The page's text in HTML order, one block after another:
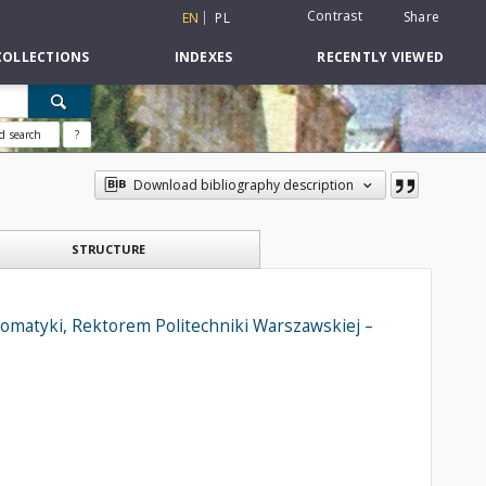
EN PL Contrast Share
INDEXES RECENTLY VIEWED
search ?
Download bibliography description
STRUCTURE
Rektorem Politechniki Warszawskiej –